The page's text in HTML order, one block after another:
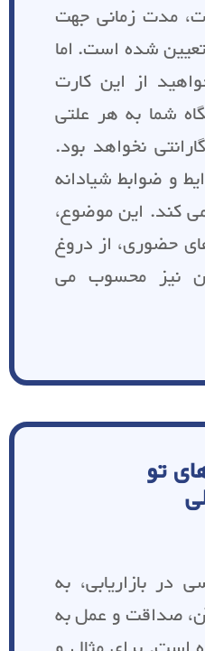
مدت زمانی جهت
تعیین شده است. اما
از این کارت
شما به هر علتی
نخواهد بود.
و ضوابط شیادانه
کند. این موضوع،
حضوری، از دروغ
نیز محسوب می
تو
بازاریابی، به
صداقت و عمل به